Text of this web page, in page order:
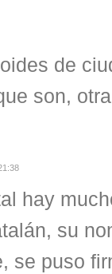
de
son,
hay
su
se puso